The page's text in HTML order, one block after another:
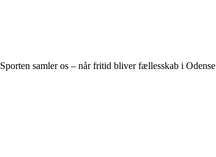
Sporten samler os – når fritid bliver fællesskab i Odense